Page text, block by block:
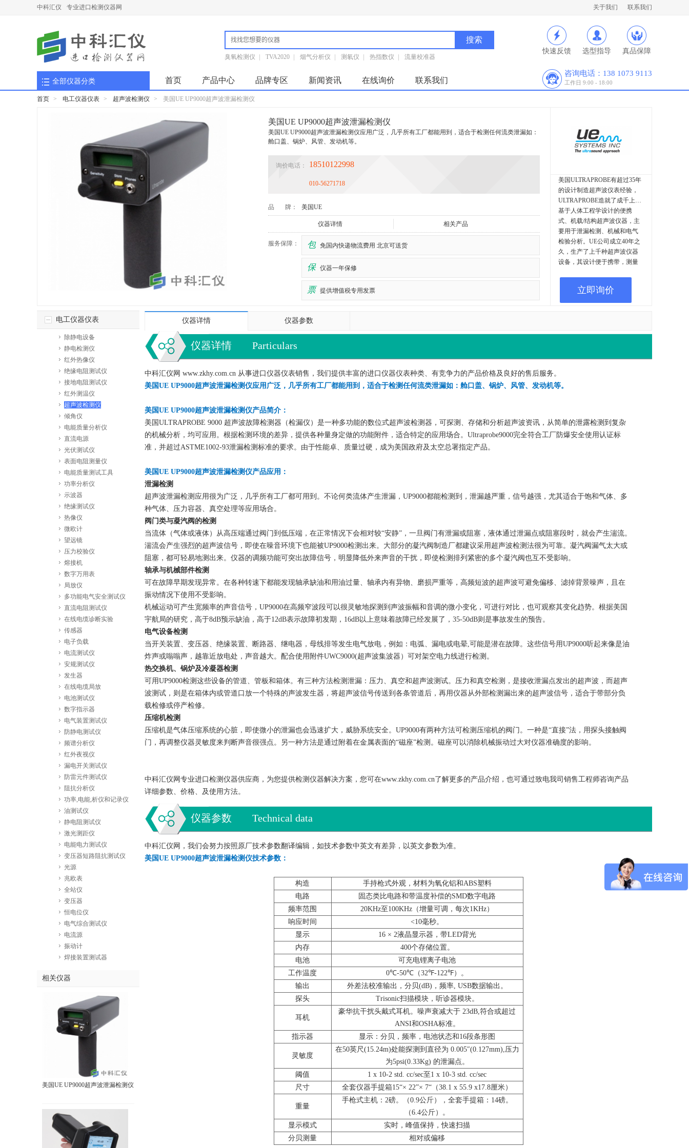
中科汇仪 专业进口检测仪器网 关于我们 联系我们
快速反馈 选型指导 真品保障
臭氧检测仪 TVA2020 烟气分析仪 测氡仪 热指数仪 流量校准器
首页 产品中心 品牌专区 新闻资讯 在线询价 联系我们
咨询电话：138 1073 9113
工作日 9:00 - 18:00
全部仪器分类
首页 > 电工仪器仪表 > 超声波检测仪 > 美国UE UP9000超声波泄漏检测仪
美国UE UP9000超声波泄漏检测仪
美国UE UP9000超声波泄漏检测仪应用广泛，几乎所有工厂都能用到，适合于检测任何流类泄漏如：
舱口盖、锅炉、风管、发动机等。
询价电话： 18510122998
010-56271718
品 牌： 美国UE
仪器详情 相关产品
服务保障： 包 免国内快递物流费用 北京可送货
保 仪器一年保修
票 提供增值税专用发票
美国ULTRAPROBE有超过35年
的设计制造超声波仪表经验，
ULTRAPROBE造就了成千上万
基于人体工程学设计的便携
式、机载/结构超声波仪器，主
要用于泄漏检测、机械和电气
检验分析。UE公司成立40年之
久，生产了上千种超声波仪器
设备，其设计便于携带，测量
设备能提前对设备进行检测，
省去了用户高达几万美元的维
率。
立即询价
电工仪器仪表
除静电设备
静电检测仪
红外热像仪
绝缘电阻测试仪
接地电阻测试仪
红外测温仪
超声波检测仪
倾角仪
电能质量分析仪
直流电源
光伏测试仪
表面电阻测量仪
电能质量测试工具
功率分析仪
示波器
绝缘测试仪
热像仪
微欧计
望远镜
压力校验仪
熔接机
数字万用表
局放仪
多功能电气安全测试仪
直流电阻测试仪
在线电缆诊断实验
传感器
电子负载
电流测试仪
安规测试仪
发生器
在线电缆局放
电池测试仪
数字指示器
电气装置测试仪
防静电测试仪
频谱分析仪
红外夜视仪
漏电开关测试仪
防雷元件测试仪
阻抗分析仪
功率,电能,析仪和记录仪
油测试仪
静电阻测试仪
激光测距仪
电能电力测试仪
变压器短路阻抗测试仪
光源
兆欧表
全站仪
变压器
恒电位仪
电气综合测试仪
电流源
振动计
焊接装置测试器
相关仪器
美国UE UP9000超声波泄漏检测仪
仪器详情 仪器参数
仪器详情 Particulars
中科汇仪网 www.zkhy.com.cn 从事进口仪器仪表销售，我们提供丰富的进口仪器仪表种类、有竞争力的产品价格及良好的售后服务。
美国UE UP9000超声波泄漏检测仪应用广泛，几乎所有工厂都能用到，适合于检测任何流类泄漏如：舱口盖、锅炉、风管、发动机等。
美国UE UP9000超声波泄漏检测仪产品简介：
美国ULTRAPROBE 9000 超声波故障检测器（检漏仪）是一种多功能的数位式超声波检测器，可探测、存储和分析超声波资讯，从简单的泄露检测到复杂
的机械分析，均可应用。根据检测环境的差异，提供各种量身定做的功能附件，适合特定的应用场合。Ultraprobe9000完全符合工厂防爆安全使用认证标
准，并超过ASTME1002-93泄漏检测标准的要求。由于性能卓、质量过硬，成为美国政府及太空总署指定产品。
美国UE UP9000超声波泄漏检测仪产品应用：
泄漏检测
超声波泄漏检测应用很为广泛，几乎所有工厂都可用到。不论何类流体产生泄漏，UP9000都能检测到，泄漏越严重，信号越强，尤其适合于饱和气体、多
种气体、压力容器、真空处理等应用场合。
阀门类与凝汽阀的检测
当流体（气体或液体）从高压端通过阀门到低压端，在正常情况下会相对较“安静”，一旦阀门有泄漏或阻塞，液体通过泄漏点或阻塞段时，就会产生湍流。
湍流会产生强烈的超声波信号，即使在噪音环境下也能被UP9000检测出来。大部分的凝汽阀制造厂都建议采用超声波检测法很为可靠。凝汽阀漏气太大或
阻塞，都可轻易地测出来。仪器的调频功能可突出故障信号，明显降低外来声音的干扰，即使检测排列紧密的多个凝汽阀也互不受影响。
轴承与机械部件检测
可在故障早期发现异常。在各种转速下都能发现轴承缺油和用油过量、轴承内有异物、磨损严重等，高频短波的超声波可避免偏移、滤掉背景噪声，且在
振动情况下使用不受影响。
机械运动可产生宽频率的声音信号，UP9000在高频窄波段可以很灵敏地探测到声波振幅和音调的微小变化，可进行对比，也可观察其变化趋势。根据美国
宇航局的研究，高于8dB预示缺油，高于12dB表示故障初发期，16dB以上意味着故障已经发展了，35-50dB则是事故发生的预告。
电气设备检测
当开关装置、变压器、绝缘装置、断路器、继电器，母线排等发生电气放电，例如：电弧、漏电或电晕,可能是潜在故障。这些信号用UP9000听起来像是油
炸声或嗡嗡声，越靠近放电处，声音越大。配合使用附件UWC9000(超声波集波器）可对架空电力线进行检测。
热交换机、锅炉及冷凝器检测
可用UP9000检测这些设备的管道、管板和箱体。有三种方法检测泄漏：压力、真空和超声波测试。压力和真空检测，是接收泄漏点发出的超声波，而超声
波测试，则是在箱体内或管道口放一个特殊的声波发生器，将超声波信号传送到各条管道后，再用仪器从外部检测漏出来的超声波信号，适合于带部分负
载检修或停产检修。
压缩机检测
压缩机是气体压缩系统的心脏，即使微小的泄漏也会迅速扩大，威胁系统安全。UP9000有两种方法可检测压缩机的阀门。一种是“直接”法，用探头接触阀
门，再调整仪器灵敏度来判断声音很强点。另一种方法是通过附着在金属表面的“磁座”检测。磁座可以消除机械振动过大对仪器准确度的影响。
中科汇仪网专业进口检测仪器供应商，为您提供检测仪器解决方案，您可在www.zkhy.com.cn了解更多的产品介绍，也可通过致电我司销售工程师咨询产品
详细参数、价格、及使用方法。
仪器参数 Technical data
中科汇仪网，我们会努力按照原厂技术参数翻译编辑，如技术参数中英文有差异，以英文参数为准。
美国UE UP9000超声波泄漏检测仪技术参数：
构造
手持枪式外观，材料为氧化铝和ABS塑料
电路
固态类比电路和带温度补偿的SMD数字电路
频率范围
20KHz至100KHz（增量可调，每次1KHz）
响应时间
<10毫秒。
显示
16 × 2液晶显示器，带LED背光
内存
400个存储位置。
电池
可充电锂离子电池
工作温度
0℃-50℃（32℉-122℉）。
输出
外差法校准输出，分贝(dB)，频率, USB数据输出。
探头
Trisonic扫描模块，听诊器模块。
耳机
豪华抗干扰头戴式耳机。噪声衰减大于 23dB,符合或超过
ANSI和OSHA标准。
指示器
显示：分贝，频率，电池状态和16段条形图
灵敏度
在50英尺(15.24m)处能探测到直径为 0.005″(0.127mm),压力
为5psi(0.33Kg) 的泄漏点。
阈值
1 x 10-2 std. cc/sec至1 x 10-3 std. cc/sec
尺寸
全套仪器手提箱15“× 22”× 7“（38.1 x 55.9 x17.8厘米）
重量
手枪式主机：2磅。（0.9公斤），全套手提箱：14磅。
（6.4公斤）。
显示模式
实时，峰值保持，快速扫描
分贝测量
相对或偏移